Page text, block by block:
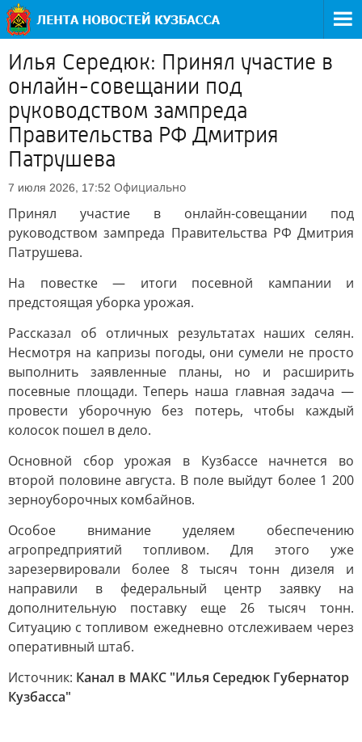
Илья Середюк: Принял участие в
онлайн-совещании под
руководством зампреда
Правительства РФ Дмитрия
Патрушева
7 июля 2026, 17:52 Официально
Принял участие в онлайн-совещании под
руководством зампреда Правительства РФ Дмитрия
Патрушева.
На повестке — итоги посевной кампании и
предстоящая уборка урожая.
Рассказал об отличных результатах наших селян.
Несмотря на капризы погоды, они сумели не просто
выполнить заявленные планы, но и расширить
посевные площади. Теперь наша главная задача —
провести уборочную без потерь, чтобы каждый
колосок пошел в дело.
Основной сбор урожая в Кузбассе начнется во
второй половине августа. В поле выйдут более 1 200
зерноуборочных комбайнов.
Особое внимание уделяем обеспечению
агропредприятий топливом. Для этого уже
зарезервировали более 8 тысяч тонн дизеля и
направили в федеральный центр заявку на
дополнительную поставку еще 26 тысяч тонн.
Ситуацию с топливом ежедневно отслеживаем через
оперативный штаб.
Источник: Канал в МАКС "Илья Середюк Губернатор
Кузбасса"